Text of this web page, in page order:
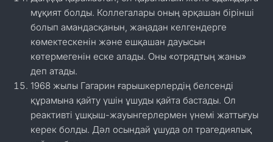
мұқият болды. Коллегалары оның әрқашан бірінші
болып амандасқанын, жаңадан келгендерге
көмектескенін және ешқашан дауысын
көтермегенін еске алады. Оны «отрядтың жаны»
деп атады.
1968 жылы Гагарин ғарышкерлердің белсенді
құрамына қайту үшін ұшуды қайта бастады. Ол
реактивті ұшқыш-жауынгерлермен үнемі жаттығуы
керек болды. Дәл осындай ұшуда ол трагедиялық